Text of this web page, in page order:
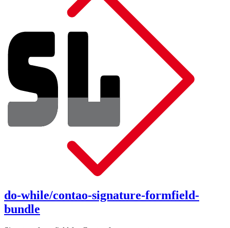
do-while/contao-signature-formfield-
bundle